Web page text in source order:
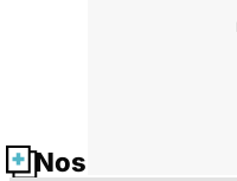
Nos fiches santé